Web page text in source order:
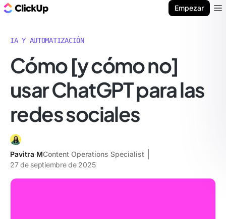
Empezar
IA Y AUTOMATIZACIÓN
Cómo [y cómo no]
usar ChatGPT para las
redes sociales
Pavitra MContent Operations Specialist
27 de septiembre de 2025